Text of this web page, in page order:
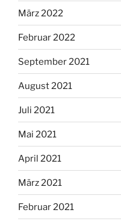
März 2022
Februar 2022
September 2021
August 2021
Juli 2021
Mai 2021
April 2021
März 2021
Februar 2021